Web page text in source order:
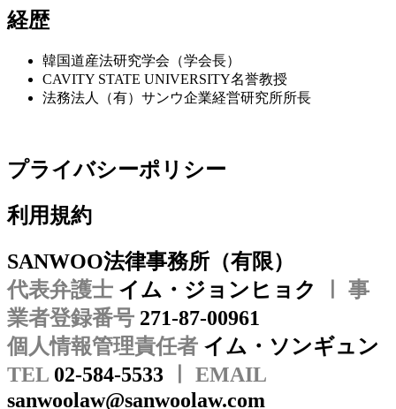
経歴
韓国道産法研究学会（学会長）
CAVITY STATE UNIVERSITY名誉教授
法務法人（有）サンウ企業経営研究所所長
プライバシーポリシー
利用規約
SANWOO法律事務所（有限）
代表弁護士 イム・ジョンヒョク
ㅣ 事
業者登録番号 271-87-00961
個人情報管理責任者 イム・ソンギュン
TEL 02-584-5533 ㅣ EMAIL
sanwoolaw@sanwoolaw.com